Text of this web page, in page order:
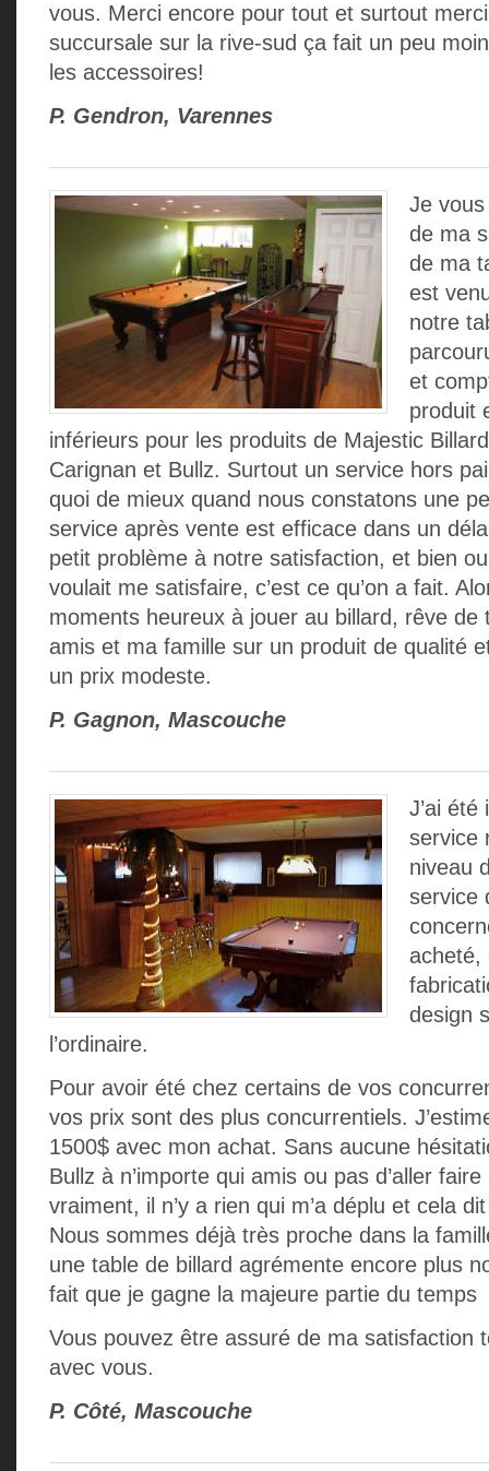
vous. Merci encore pour tout et surtout
succursale sur la rive-sud ça fait un peu
les accessoires!
P. Gendron, Varennes
Je
de ma
de ma
est
notre
et
produit
inférieurs pour les produits de Majestic
Carignan et Bullz. Surtout un service hors
quoi de mieux quand nous constatons une
service après vente est efficace dans un
petit problème à notre satisfaction, et bien oui
voulait me satisfaire, c’est ce qu’on a fait.
moments heureux à jouer au billard, rêve de
amis et ma famille sur un produit de qualité
un prix modeste.
P. Gagnon, Mascouche
J’ai
service
niveau
service
acheté,
design
l’ordinaire.
Pour avoir été chez certains de vos
vos prix sont des plus concurrentiels.
1500$ avec mon achat. Sans aucune
Bullz à n’importe qui amis ou pas d’aller
vraiment, il n’y a rien qui m’a déplu et cela
Nous sommes déjà très proche dans la
une table de billard agrémente encore plus
fait que je gagne la majeure partie du temps
Vous pouvez être assuré de ma satisfaction
avec vous.
P. Côté, Mascouche